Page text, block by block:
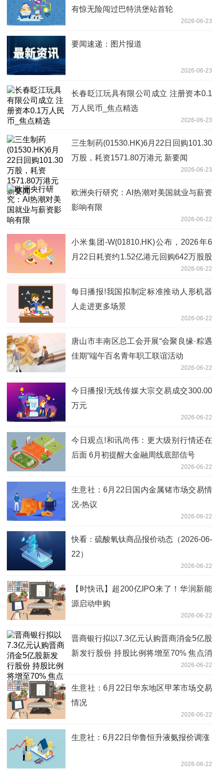
有惊无险闯过巴特洪堡站首轮
2026-06-23
要闻速递：图片报道
2026-06-23
长春眨江玩具有限公司成立 注册资本0.1
万人民币_焦点精选
2026-06-23
三生制药(01530.HK)6月22日回购101.30
万股，耗资1571.80万港元 新要闻
2026-06-23
欧洲央行研究：AI热潮对美国就业与薪资
影响有限
2026-06-22
小米集团-W(01810.HK)公布，2026年6
月22日耗资约1.52亿港元回购642万股股
2026-06-22
每日播报!我国拟制定标准推动人形机器
人走进更多场景
2026-06-22
唐山市丰南区总工会开展“会聚良缘·粽遇
佳期”端午百名青年职工联谊活动
2026-06-22
今日播报!无线传媒大宗交易成交300.00
万元
2026-06-22
今日观点!和讯尚伟：更大级别行情还在
后面 6月初提醒大金融周线底部信号
2026-06-22
生意社：6月22日国内金属锗市场交易情
况-热议
2026-06-22
快看：硫酸氧钛商品报价动态（2026-06-
22）
2026-06-22
【时快讯】超200亿IPO来了！华润新能
源启动申购
2026-06-22
晋商银行拟以7.3亿元认购晋商消金5亿股
新发行股份 持股比例将增至70% 焦点消
2026-06-22
生意社：6月22日华东地区甲苯市场交易
情况
2026-06-22
生意社：6月22日华鲁恒升液氨报价调涨
2026-06-22